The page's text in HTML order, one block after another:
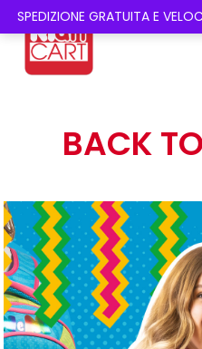
SPEDIZIONE GRATUITA E
BACK